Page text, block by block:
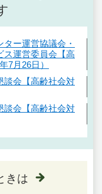
ー運営協議会・
ス運営委員会【高
7月26日）
談会【高齢社会対
談会【高齢社会対
きは